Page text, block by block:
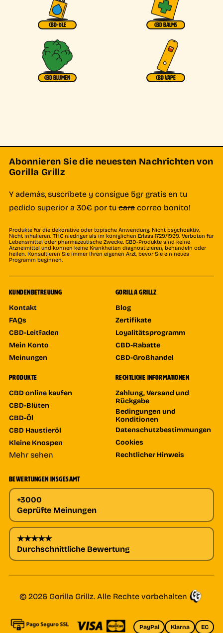
CBD-ÖLE CBD BALMS
CBD BLUMEN CBD VAPE
Abonnieren Sie die neuesten Nachrichten von
Gorilla Grillz
Y además, suscríbete y consigue 5gr gratis en tu
pedido superior a 30€ por tucaracorreo bonito!
Produkte für die dekorative oder topische Anwendung. Nicht psychoaktiv.
Nicht inhalieren. THC niedriger als im königlichen Erlass 1729/1999. Verboten für
Lebensmittel oder pharmazeutische Zwecke. CBD-Produkte sind keine
Arzneimittel und können keine Krankheiten diagnostizieren, behandeln oder
heilen. Konsultieren Sie immer Ihren eigenen Arzt, bevor Sie ein neues
Programm beginnen.
KUNDENBETREUUNG
Kontakt
FAQs
CBD-Leitfaden
Mein Konto
Meinungen
GORILLA GRILLZ
Blog
Zertifikate
Loyalitätsprogramm
CBD-Rabatte
CBD-Großhandel
PRODUKTE
CBD online kaufen
CBD-Blüten
CBD-Öl
CBD Haustieröl
Kleine Knospen
Mehr sehen
RECHTLICHE INFORMATIONEN
Zahlung, Versand und
Rückgabe
Bedingungen und
Konditionen
Datenschutzbestimmungen
Cookies
Rechtlicher Hinweis
BEWERTUNGEN INSGESAMT
+3000
Geprüfte Meinungen
★★★★★
Durchschnittliche Bewertung
© 2026 Gorilla Grillz. Alle Rechte vorbehalten
PayPal Klarna EC